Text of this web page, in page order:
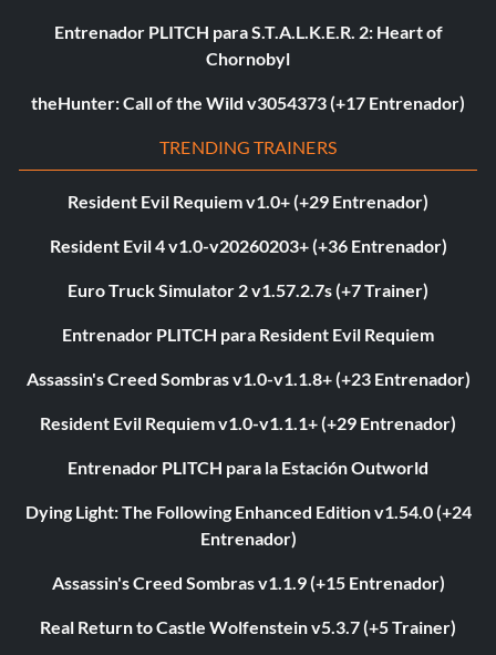
Entrenador PLITCH para S.T.A.L.K.E.R. 2: Heart of
Chornobyl
theHunter: Call of the Wild v3054373 (+17 Entrenador)
TRENDING TRAINERS
Resident Evil Requiem v1.0+ (+29 Entrenador)
Resident Evil 4 v1.0-v20260203+ (+36 Entrenador)
Euro Truck Simulator 2 v1.57.2.7s (+7 Trainer)
Entrenador PLITCH para Resident Evil Requiem
Assassin's Creed Sombras v1.0-v1.1.8+ (+23 Entrenador)
Resident Evil Requiem v1.0-v1.1.1+ (+29 Entrenador)
Entrenador PLITCH para la Estación Outworld
Dying Light: The Following Enhanced Edition v1.54.0 (+24
Entrenador)
Assassin's Creed Sombras v1.1.9 (+15 Entrenador)
Real Return to Castle Wolfenstein v5.3.7 (+5 Trainer)